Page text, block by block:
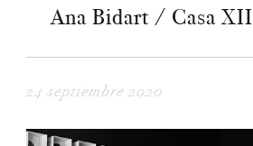
Ana Bidart / Casa XII
24 septiembre 2020